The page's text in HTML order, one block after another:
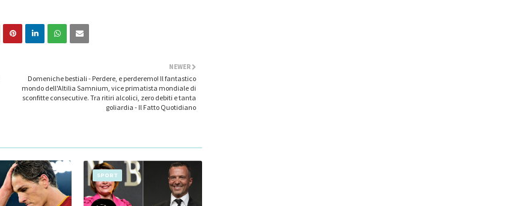
NEWER
Domeniche bestiali - Perdere, e perderemo! Il fantastico
mondo dell'Altilia Samnium, vice primatista mondiale di
sconfitte consecutive. Tra ritiri alcolici, zero debiti e tanta
goliardia - Il Fatto Quotidiano
SPORT